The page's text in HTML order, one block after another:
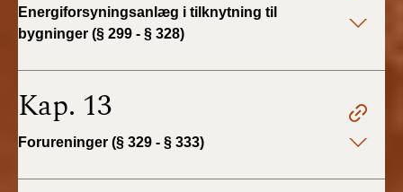
Energiforsyningsanlæg i tilknytning til
bygninger (§ 299 - § 328)
Kap. 13
Forureninger (§ 329 - § 333)